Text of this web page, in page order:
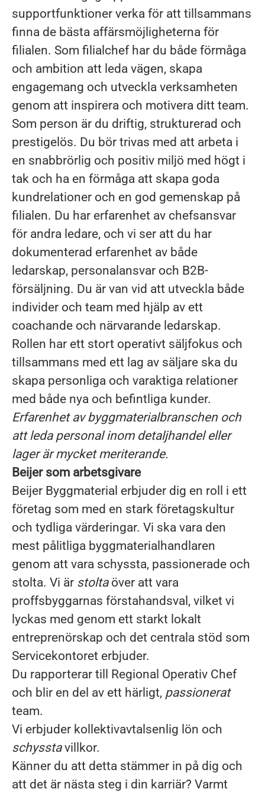
supportfunktioner verka för att tillsammans
finna de bästa affärsmöjligheterna för
filialen. Som filialchef har du både förmåga
och ambition att leda vägen, skapa
engagemang och utveckla verksamheten
genom att inspirera och motivera ditt team.
Som person är du driftig, strukturerad och
prestigelös. Du bör trivas med att arbeta i
en snabbrörlig och positiv miljö med högt i
tak och ha en förmåga att skapa goda
kundrelationer och en god gemenskap på
filialen. Du har erfarenhet av chefsansvar
för andra ledare, och vi ser att du har
dokumenterad erfarenhet av både
ledarskap, personalansvar och B2B-
försäljning. Du är van vid att utveckla både
individer och team med hjälp av ett
coachande och närvarande ledarskap.
Rollen har ett stort operativt säljfokus och
tillsammans med ett lag av säljare ska du
skapa personliga och varaktiga relationer
med både nya och befintliga kunder.
Erfarenhet avbyggmaterialbranschenoch
att leda personal inom detaljhandel eller
lager är mycket meriterande.
Beijer som arbetsgivare
Beijer Byggmaterial erbjuder dig en roll i ett
företag som med en stark företagskultur
och tydliga värderingar. Vi ska vara den
mest pålitliga byggmaterialhandlaren
genom att vara schyssta, passionerade och
stolta. Vi är stoltaöver att vara
proffsbyggarnas förstahandsval, vilket vi
lyckas med genom ett starkt lokalt
entreprenörskap och det centrala stöd som
Servicekontoret erbjuder.
Du rapporterar till Regional Operativ Chef
och blir en del av ett härligt, passionerat
team.
Vi erbjuder kollektivavtalsenlig lön och
schysstavillkor.
Känner du att detta stämmer in på dig och
att det är nästa steg i din karriär? Varmt